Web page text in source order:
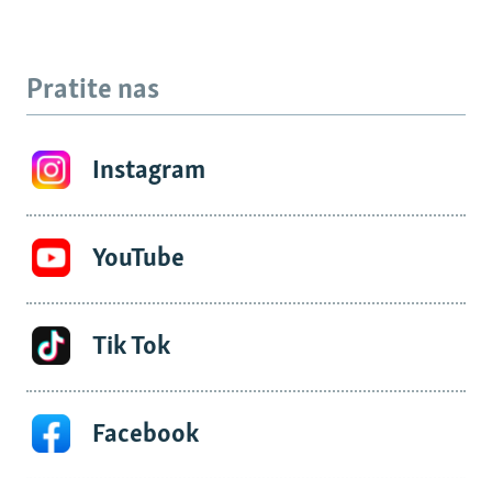
Pratite nas
Instagram
YouTube
Tik Tok
Facebook